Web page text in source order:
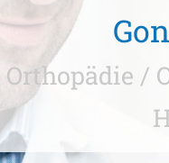
Orthopädie /